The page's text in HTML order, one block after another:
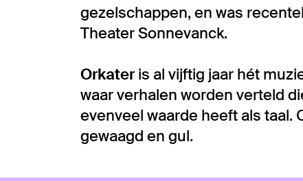
gezelschappen, en was
Theater Sonnevanck.
Orkateris al vijftig jaar hét
waar verhalen worden verteld
evenveel waarde heeft als taal.
gewaagd en gul.